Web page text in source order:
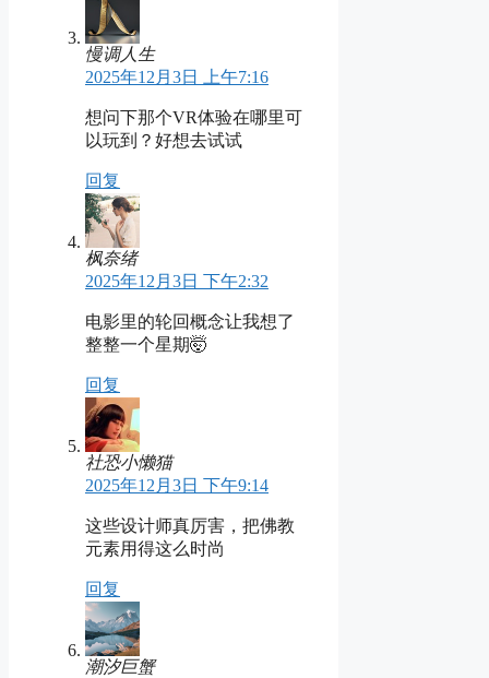
慢调人生
2025年12月3日 上午7:16
想问下那个VR体验在哪里可
以玩到？好想去试试
回复
枫奈绪
2025年12月3日 下午2:32
电影里的轮回概念让我想了
整整一个星期🤯
回复
社恐小懒猫
2025年12月3日 下午9:14
这些设计师真厉害，把佛教
元素用得这么时尚
回复
潮汐巨蟹